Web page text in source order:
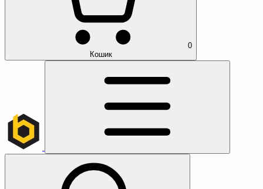
0
Кошик